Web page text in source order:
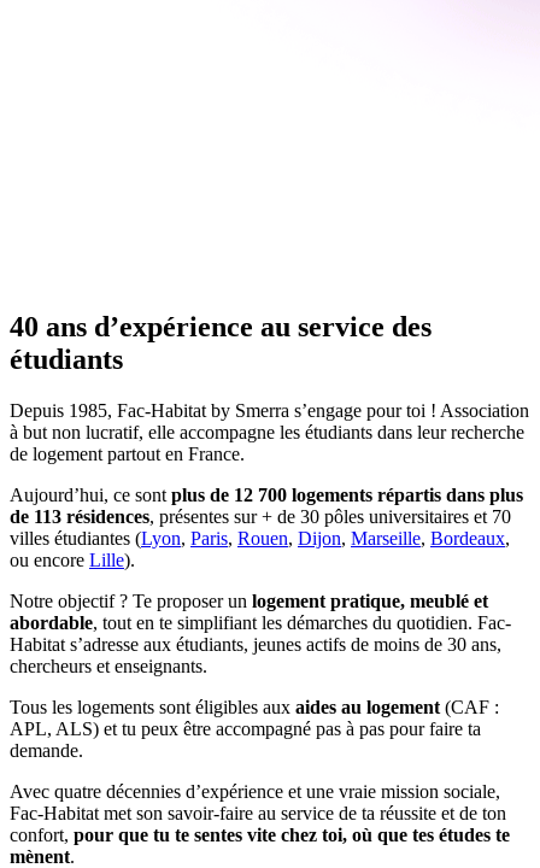
40 ans d’expérience au service des
étudiants
Depuis 1985, Fac-Habitat by Smerra s’engage pour toi ! Association
à but non lucratif, elle accompagne les étudiants dans leur recherche
de logement partout en France.
Aujourd’hui, ce sont plus de 12 700 logements répartis dans plus
de 113 résidences, présentes sur + de 30 pôles universitaires et 70
villes étudiantes (Lyon, Paris, Rouen, Dijon, Marseille, Bordeaux,
ou encore Lille).
Notre objectif ? Te proposer un logement pratique, meublé et
abordable, tout en te simplifiant les démarches du quotidien. Fac-
Habitat s’adresse aux étudiants, jeunes actifs de moins de 30 ans,
chercheurs et enseignants.
Tous les logements sont éligibles aux aides au logement (CAF :
APL, ALS) et tu peux être accompagné pas à pas pour faire ta
demande.
Avec quatre décennies d’expérience et une vraie mission sociale,
Fac-Habitat met son savoir-faire au service de ta réussite et de ton
confort, pour que tu te sentes vite chez toi, où que tes études te
mènent.